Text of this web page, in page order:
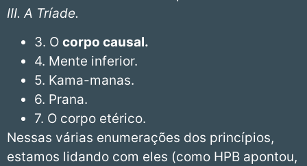
III. A Tríade.
3. O corpo causal.
4. Mente inferior.
5. Kama-manas.
6. Prana.
7. O corpo etérico.
Nessas várias enumerações dos princípios,
estamos lidando com eles (como HPB apontou,